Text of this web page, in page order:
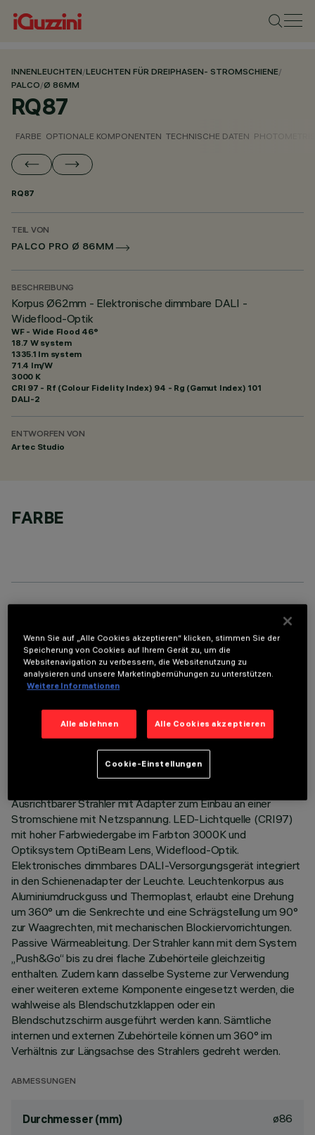
INNENLEUCHTEN/LEUCHTEN FÜR DREIPHASEN- STROMSCHIENE/
PALCO/Ø 86MM
RQ87
FARBE OPTIONALE KOMPONENTEN TECHNISCHE DATEN
RQ87
TEIL VON
PALCO PRO Ø 86MM
BESCHREIBUNG
Korpus Ø62mm - Elektronische dimmbare DALI -
Wideflood-Optik
WF - Wide Flood 46°
18.7 W system
1335.1 lm system
71.4 lm/W
3000 K
CRI 97 - Rf (Colour Fidelity Index) 94 - Rg (Gamut Index) 101
DALI-2
ENTWORFEN VON
Artec Studio
FARBE
TECHNISCHE DATEN
LETZTES UPDATE: 05.08.2026
Ausrichtbarer Strahler mit Adapter zum Einbau an einer
Stromschiene mit Netzspannung. LED-Lichtquelle (CRI97)
mit hoher Farbwiedergabe im Farbton 3000K und
Optiksystem OptiBeam Lens, Wideflood-Optik.
Elektronisches dimmbares DALI-Versorgungsgerät integriert
in den Schienenadapter der Leuchte. Leuchtenkorpus aus
Aluminiumdruckguss und Thermoplast, erlaubt eine Drehung
um 360° um die Senkrechte und eine Schrägstellung um 90°
zur Waagrechten, mit mechanischen Blockiervorrichtungen.
Passive Wärmeableitung. Der Strahler kann mit dem System
„Push&Go“ bis zu drei flache Zubehörteile gleichzeitig
enthalten. Zudem kann dasselbe Systeme zur Verwendung
einer weiteren externe Komponente eingesetzt werden, die
wahlweise als Blendschutzklappen oder ein
Blendschutzschirm ausgeführt werden kann. Sämtliche
internen und externen Zubehörteile können um 360° im
Verhältnis zur Längsachse des Strahlers gedreht werden.
ABMESSUNGEN
Durchmesser (mm) ø86
Wenn Sie auf „Alle Cookies akzeptieren“ klicken, stimmen Sie der
Speicherung von Cookies auf Ihrem Gerät zu, um die
Websitenavigation zu verbessern, die Websitenutzung zu
analysieren und unsere Marketingbemühungen zu unterstützen.
Weitere Informationen
Alle ablehnen Alle Cookies akzeptieren
Cookie-Einstellungen